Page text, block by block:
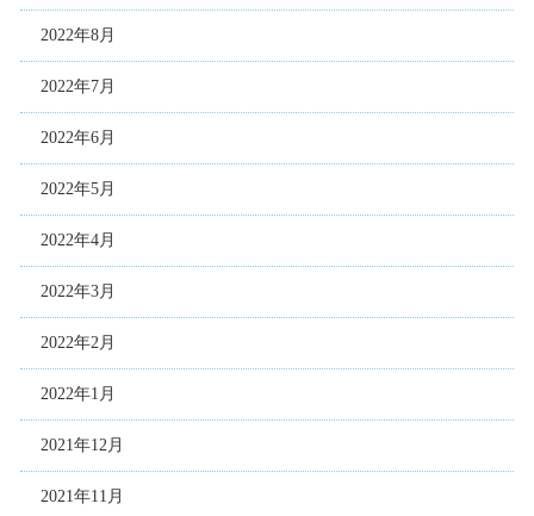
2022年8月
2022年7月
2022年6月
2022年5月
2022年4月
2022年3月
2022年2月
2022年1月
2021年12月
2021年11月